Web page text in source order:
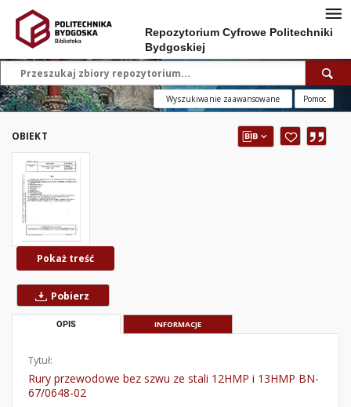
Repozytorium Cyfrowe Politechniki
Bydgoskiej
Wyszukiwanie zaawansowane Pomoc
OBIEKT
Pokaż treść
Pobierz
OPIS INFORMACJE
Tytuł:
Rury przewodowe bez szwu ze stali 12HMP i 13HMP BN-
67/0648-02